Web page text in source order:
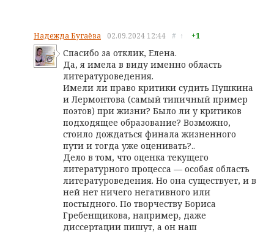
Надежда Бугаёва 02.09.2024 12:44 # ↑ +1
Спасибо за отклик, Елена.
Да, я имела в виду именно область
литературоведения.
Имели ли право критики судить Пушкина
и Лермонтова (самый типичный пример
поэтов) при жизни? Было ли у критиков
подходящее образование? Возможно,
стоило дождаться финала жизненного
пути и тогда уже оценивать?..
Дело в том, что оценка текущего
литературного процесса — особая область
литературоведения. Но она существует, и в
ней нет ничего негативного или
постыдного. По творчеству Бориса
Гребенщикова, например, даже
диссертации пишут, а он наш